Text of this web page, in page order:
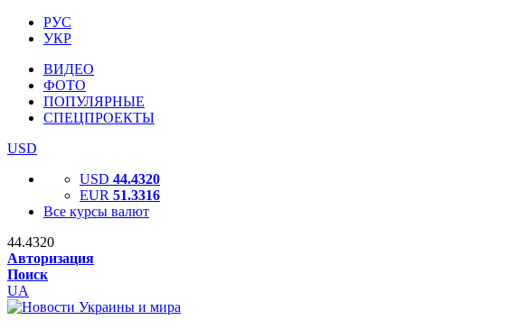
РУС
УКР
ВИДЕО
ФОТО
ПОПУЛЯРНЫЕ
СПЕЦПРОЕКТЫ
USD
USD 44.4320
EUR 51.3316
Все курсы валют
44.4320
Авторизация
Поиск
UA